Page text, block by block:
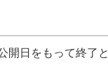
開日をもって終了と